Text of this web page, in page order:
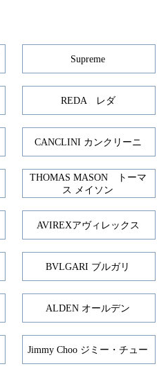
Supreme
REDA レダ
CANCLINI カンクリーニ
THOMAS MASON トーマ
ス メイソン
AVIREXアヴィレックス
BVLGARI ブルガリ
ALDEN オールデン
Jimmy Choo ジミー・チュー